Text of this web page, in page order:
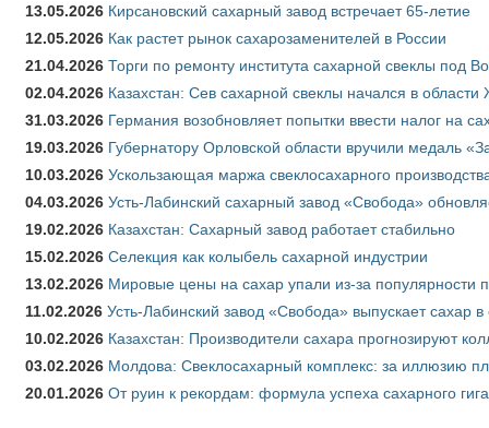
13.05.2026 Кирсановский сахарный завод встречает 65-летие
12.05.2026 Как растет рынок сахарозаменителей в России
21.04.2026 Торги по ремонту института сахарной свеклы под
02.04.2026 Казахстан: Сев сахарной свеклы начался в области
31.03.2026 Германия возобновляет попытки ввести налог на
19.03.2026 Губернатору Орловской области вручили медаль
10.03.2026 Ускользающая маржа свеклосахарного
04.03.2026 Усть-Лабинский сахарный завод «Свобода»
19.02.2026 Казахстан: Сахарный завод работает стабильно
15.02.2026 Селекция как колыбель сахарной индустрии
13.02.2026 Мировые цены на сахар упали из-за популярности
11.02.2026 Усть-Лабинский завод «Свобода» выпускает сахар в
10.02.2026 Казахстан: Производители сахара прогнозируют
03.02.2026 Молдова: Свеклосахарный комплекс: за иллюзию
20.01.2026 От руин к рекордам: формула успеха сахарного